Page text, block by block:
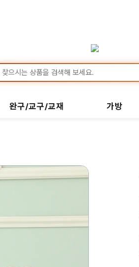
완구/교구/교재 가방